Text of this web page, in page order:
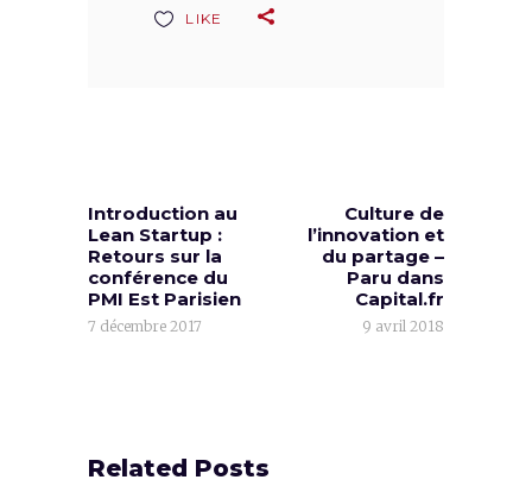
LIKE
Introduction au
Lean Startup :
Retours sur la
conférence du
PMI Est Parisien
7 décembre 2017
Culture de
l’innovation et
du partage –
Paru dans
Capital.fr
9 avril 2018
Related Posts